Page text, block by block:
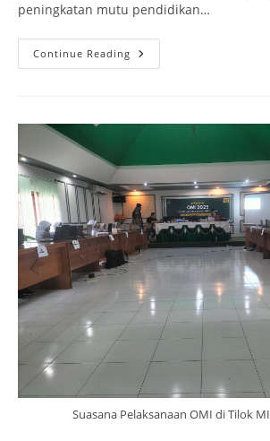
peningkatan mutu pendidikan…
Continue Reading MIN
2
Didik
OMI
Tingkat
Kabupaten
Gorontalo
Suasana Pelaksanaan OMI di Tilok